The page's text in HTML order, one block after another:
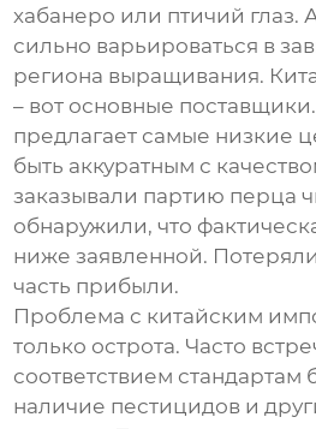
хабанеро или птичий глаз.
сильно варьироваться в
региона выращивания.
– вот основные
предлагает самые низкие
быть аккуратным с
заказывали партию перца
обнаружили, что
ниже заявленной.
часть прибыли.
Проблема с китайским
только острота. Часто
соответствием стандартам
наличие пестицидов и